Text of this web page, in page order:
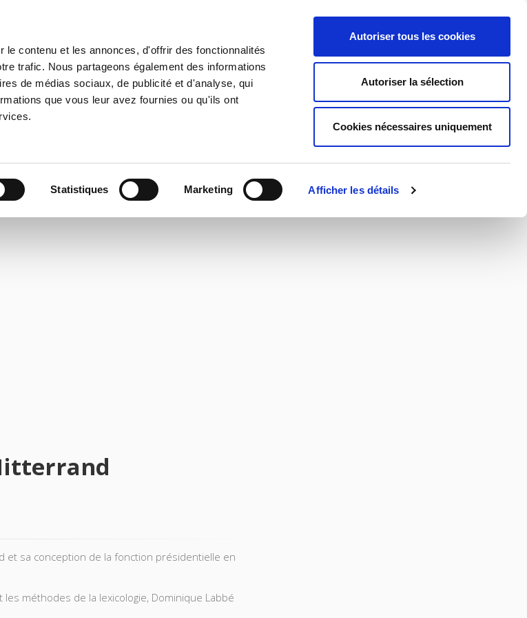
contenu et les annonces, d'offrir des fonctionnalités
trafic. Nous partageons également des informations
de médias sociaux, de publicité et d'analyse, qui
que vous leur avez fournies ou qu'ils ont
Statistiques Marketing Afficher les détails
Autoriser tous les cookies
Autoriser la sélection
Cookies nécessaires uniquement
et sa conception de la fonction présidentielle en
méthodes de la lexicologie, Dominique Labbé